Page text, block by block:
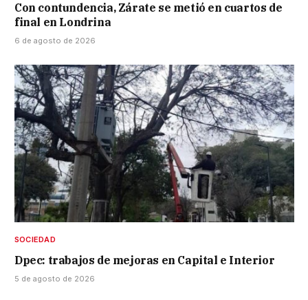
Con contundencia, Zárate se metió en cuartos de
final en Londrina
6 de agosto de 2026
SOCIEDAD
Dpec: trabajos de mejoras en Capital e Interior
5 de agosto de 2026